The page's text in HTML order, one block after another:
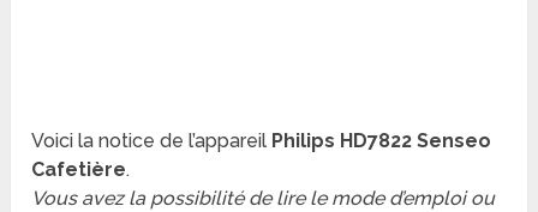
Voici la notice de l’appareil Philips HD7822 Senseo
Cafetière.
Vous avez la possibilité de lire le mode d’emploi ou